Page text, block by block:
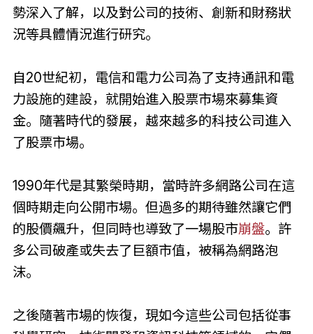
勢深入了解，以及對公司的技術、創新和財務狀
況等具體情況進行研究。
自20世紀初，電信和電力公司為了支持通訊和電
力設施的建設，就開始進入股票市場來募集資
金。隨著時代的發展，越來越多的科技公司進入
了股票市場。
1990年代是其繁榮時期，當時許多網路公司在這
個時期走向公開市場。但過多的期待雖然讓它們
的股價飆升，但同時也導致了一場股市崩盤。許
多公司破產或失去了巨額市值，被稱為網路泡
沫。
之後隨著市場的恢復，現如今這些公司包括從事